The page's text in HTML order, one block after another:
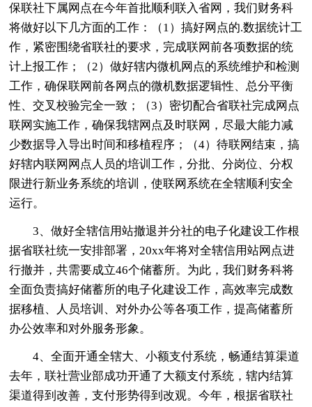
保联社下属网点在今年首批顺利联入省网，我们财务科
将做好以下几方面的工作：（1）搞好网点的.数据统计工
作，紧密围绕省联社的要求，完成联网前各项数据的统
计上报工作；（2）做好辖内微机网点的系统维护和检测
工作，确保联网前各网点的微机数据逻辑性、总分平衡
性、交叉校验完全一致；（3）密切配合省联社完成网点
联网实施工作，确保我辖网点及时联网，尽最大能力减
少数据导入导出时间和移植程序；（4）待联网结束，搞
好辖内联网网点人员的培训工作，分批、分岗位、分权
限进行新业务系统的培训，使联网系统在全辖顺利安全
运行。
3、做好全辖信用站撤退并分社的电子化建设工作根
据省联社统一安排部署，20xx年将对全辖信用站网点进
行撤并，共需要成立46个储蓄所。为此，我们财务科将
全面负责搞好储蓄所的电子化建设工作，高效率完成数
据移植、人员培训、对外办公等各项工作，提高储蓄所
办公效率和对外服务形象。
4、全面开通全辖大、小额支付系统，畅通结算渠道
去年，联社营业部成功开通了大额支付系统，辖内结算
渠道得到改善，支付形势得到改观。今年，根据省联社